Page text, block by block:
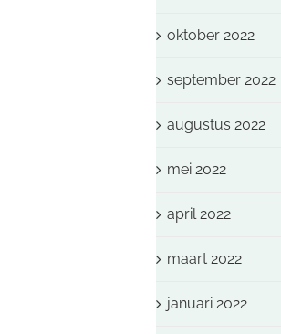
oktober 2022
september 2022
augustus 2022
mei 2022
april 2022
maart 2022
januari 2022